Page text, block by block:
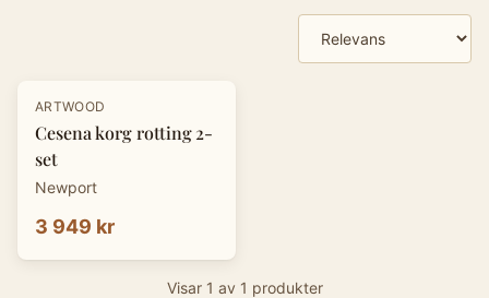
ARTWOOD
Cesena korg rotting 2-
set
Newport
3 949 kr
Visar 1 av 1 produkter